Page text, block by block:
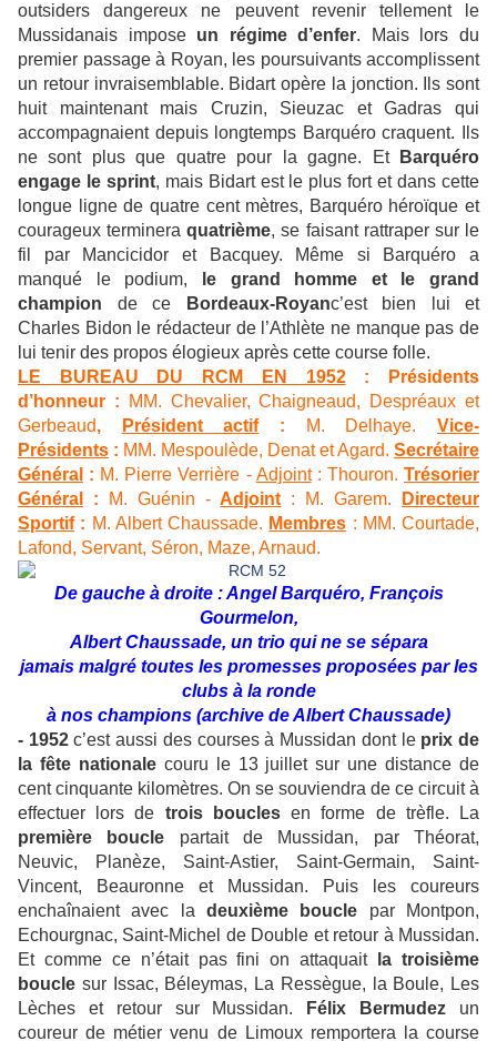
outsiders dangereux ne peuvent revenir tellement le
Mussidanais impose un régime d’enfer. Mais lors du
premier passage à Royan, les poursuivants accomplissent
un retour invraisemblable. Bidart opère la jonction. Ils sont
huit maintenant mais Cruzin, Sieuzac et Gadras qui
accompagnaient depuis longtemps Barquéro craquent. Ils
ne sont plus que quatre pour la gagne. Et
Barquéro
engage le sprint, mais Bidart est le plus fort et dans cette
longue ligne de quatre cent mètres, Barquéro héroïque et
courageux termineraquatrième, se faisant rattraper sur le
fil par Mancicidor et Bacquey. Même si Barquéro a
manqué le podium,
le grand homme et le grand
champion de ce Bordeaux-Royanc’est bien lui et
Charles Bidon le rédacteur de l’Athlète ne manque pas de
lui tenir des propos élogieux après cette course folle.
LE BUREAU DU RCM EN 1952:
Présidents
d’honneur :
MM. Chevalier, Chaigneaud, Despréaux et
Gerbeaud, Président actif: M. Delhaye.Vice-
Présidents : MM. Mespoulède, Denat et Agard. Secrétaire
Général : M. Pierre Verrière - Adjoint: Thouron.Trésorier
Général
: M. Guénin -Adjoint : M. Garem.
Directeur
Sportif: M. Albert Chaussade. Membres : MM. Courtade,
Lafond, Servant, Séron, Maze, Arnaud.
De gauche à droite : Angel Barquéro, François
Gourmelon,
Albert Chaussade, un trio qui ne se sépara
jamais malgré toutes les promesses proposées par les
clubs à la ronde
à nos champions (archive de Albert Chaussade)
- 1952c’est aussi des courses à Mussidan dont le prix de
la fête nationale couru le 13 juillet sur une distance de
cent cinquante kilomètres. On se souviendra de ce circuit à
effectuer lors de trois bouclesen forme de trèfle. La
première boucle partait de Mussidan, par Théorat,
Neuvic, Planèze, Saint-Astier, Saint-Germain, Saint-
Vincent, Beauronne et Mussidan. Puis les coureurs
enchaînaient avec la deuxième boucle par Montpon,
Echourgnac, Saint-Michel de Double et retour à Mussidan.
Et comme ce n’était pas fini on attaquait
la troisième
boucle sur Issac, Béleymas, La Ressègue, la Boule, Les
Lèches et retour sur Mussidan.
Félix Bermudez un
coureur de métier venu de Limoux remportera la course